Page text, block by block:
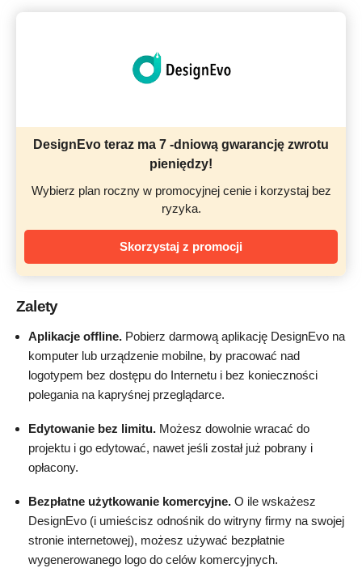
DesignEvo teraz ma 7 -dniową gwarancję zwrotu
pieniędzy!
Wybierz plan roczny w promocyjnej cenie i korzystaj bez
ryzyka.
Skorzystaj z promocji
Zalety
Aplikacje offline. Pobierz darmową aplikację DesignEvo na
komputer lub urządzenie mobilne, by pracować nad
logotypem bez dostępu do Internetu i bez konieczności
polegania na kapryśnej przeglądarce.
Edytowanie bez limitu. Możesz dowolnie wracać do
projektu i go edytować, nawet jeśli został już pobrany i
opłacony.
Bezpłatne użytkowanie komercyjne. O ile wskażesz
DesignEvo (i umieścisz odnośnik do witryny firmy na swojej
stronie internetowej), możesz używać bezpłatnie
wygenerowanego logo do celów komercyjnych.